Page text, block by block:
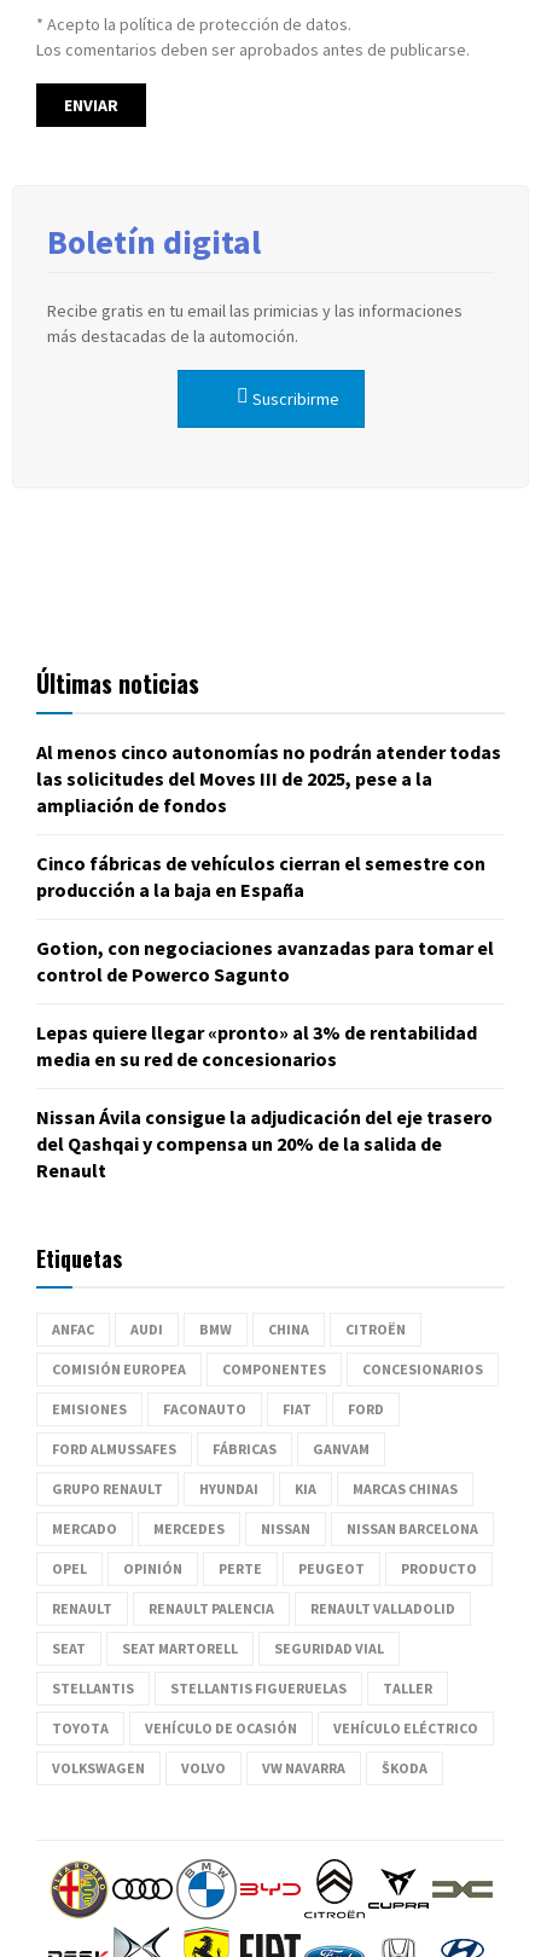
* Acepto la política de protección de datos.
Los comentarios deben ser aprobados antes de publicarse.
Boletín digital
Recibe gratis en tu email las primicias y las informaciones
más destacadas de la automoción.
Suscribirme
Últimas noticias
Al menos cinco autonomías no podrán atender todas
las solicitudes del Moves III de 2025, pese a la
ampliación de fondos
Cinco fábricas de vehículos cierran el semestre con
producción a la baja en España
Gotion, con negociaciones avanzadas para tomar el
control de Powerco Sagunto
Lepas quiere llegar «pronto» al 3% de rentabilidad
media en su red de concesionarios
Nissan Ávila consigue la adjudicación del eje trasero
del Qashqai y compensa un 20% de la salida de
Renault
Etiquetas
ANFAC AUDI BMW CHINA CITROËN
COMISIÓN EUROPEA COMPONENTES CONCESIONARIOS
EMISIONES FACONAUTO FIAT FORD
FORD ALMUSSAFES FÁBRICAS GANVAM
GRUPO RENAULT HYUNDAI KIA MARCAS CHINAS
MERCADO MERCEDES NISSAN NISSAN BARCELONA
OPEL OPINIÓN PERTE PEUGEOT PRODUCTO
RENAULT RENAULT PALENCIA RENAULT VALLADOLID
SEAT SEAT MARTORELL SEGURIDAD VIAL
STELLANTIS STELLANTIS FIGUERUELAS TALLER
TOYOTA VEHÍCULO DE OCASIÓN VEHÍCULO ELÉCTRICO
VOLKSWAGEN VOLVO VW NAVARRA ŠKODA